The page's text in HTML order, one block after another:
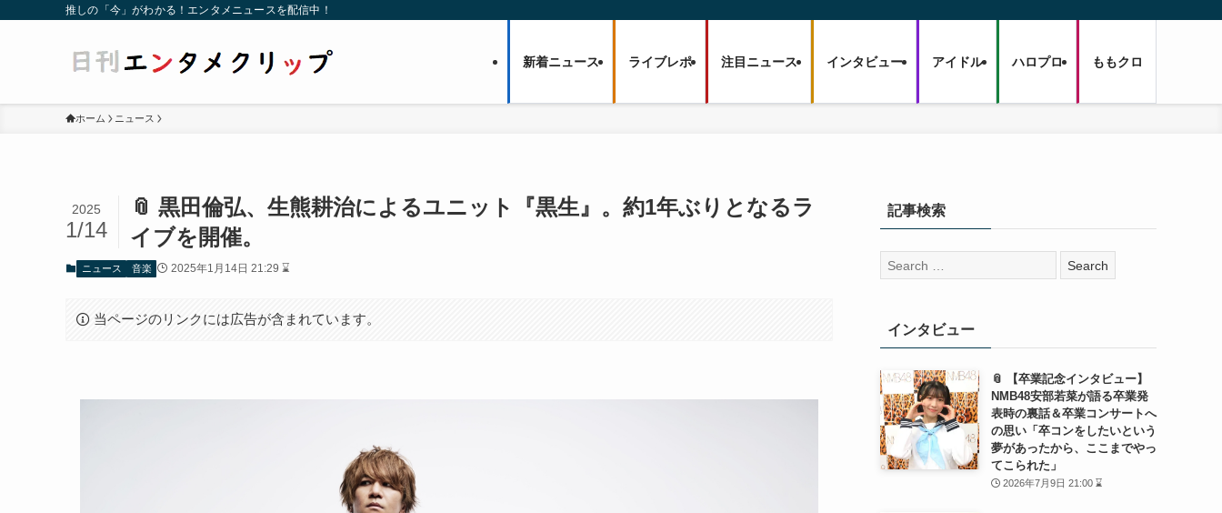
推しの「今」がわかる！エンタメニュースを配信中！
新着ニュース ライブレポ 注目ニュース インタビュー アイドル ハロプロ ももクロ
ホーム ニュース
📎 黒田倫弘、生熊耕治によるユニット『黒生』。約1年ぶりとなるラ
イブを開催。
2025
1/14
ニュース 音楽 2025年1月14日 21:29 ⌛
当ページのリンクには広告が含まれています。
記事検索
検
索:
インタビュー
📎 【卒業記念インタビュー】
NMB48安部若菜が語る卒業発
表時の裏話＆卒業コンサートへ
の思い「卒コンをしたいという
夢があったから、ここまでやっ
てこられた」
2026年7月9日 21:00 ⌛